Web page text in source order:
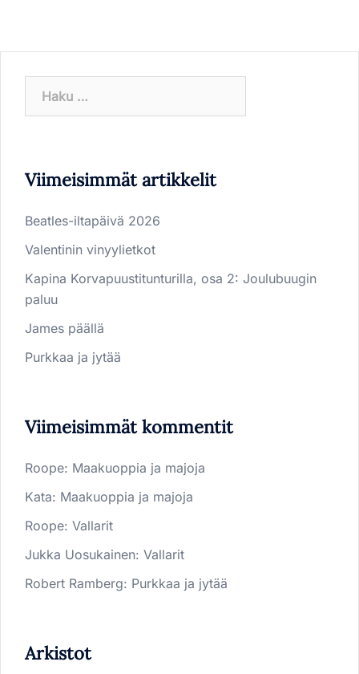
Viimeisimmät artikkelit
Beatles-iltapäivä 2026
Valentinin vinyylietkot
Kapina Korvapuustitunturilla, osa 2: Joulubuugin
paluu
James päällä
Purkkaa ja jytää
Viimeisimmät kommentit
Roope: Maakuoppia ja majoja
Kata: Maakuoppia ja majoja
Roope: Vallarit
Jukka Uosukainen: Vallarit
Robert Ramberg: Purkkaa ja jytää
Arkistot